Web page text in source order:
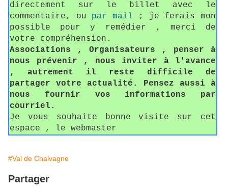
directement sur le billet avec le
commentaire, ou par mail ; je ferais mon
possible pour y remédier , merci de
votre compréhension.
Associations , Organisateurs , penser à
nous prévenir , nous inviter à l'avance
, autrement il reste difficile de
partager votre actualité. Pensez aussi à
nous fournir vos informations par
courriel.
Je vous souhaite bonne visite sur cet
espace , le webmaster
#Val de Chalvagne
Partager